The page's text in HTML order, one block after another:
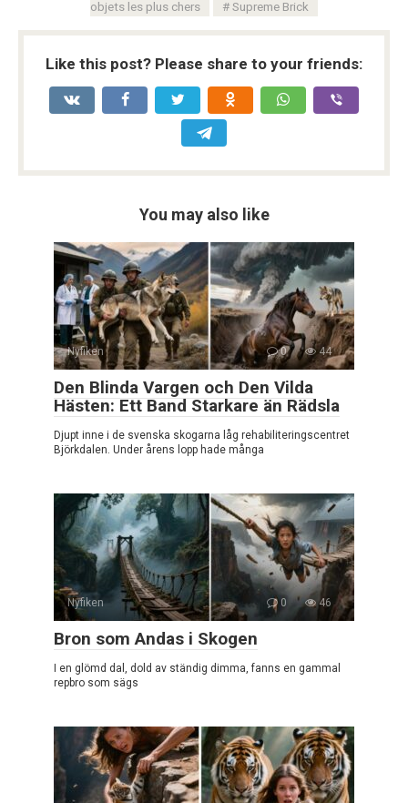
objets les plus chers
Supreme Brick
Like this post? Please share to your friends:
You may also like
Nyfiken 0 44
Den Blinda Vargen och Den Vilda
Hästen: Ett Band Starkare än Rädsla
Djupt inne i de svenska skogarna låg rehabiliteringscentret
Björkdalen. Under årens lopp hade många
Nyfiken 0 46
Bron som Andas i Skogen
I en glömd dal, dold av ständig dimma, fanns en gammal
repbro som sägs